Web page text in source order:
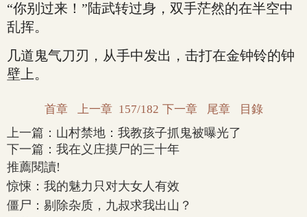
“你别过来！”陆武转过身，双手茫然的在半空中
乱挥。
几道鬼气刀刃，从手中发出，击打在金钟铃的钟
壁上。
首章 上一章 157/182 下一章 尾章 目錄
上一篇： 山村禁地：我教孩子抓鬼被曝光了
下一篇： 我在义庄摸尸的三十年
推薦閱讀!
惊悚：我的魅力只对大女人有效
僵尸：剔除杂质，九叔求我出山？